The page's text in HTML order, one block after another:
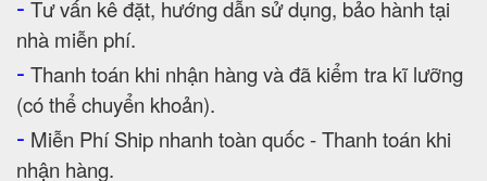
Tư vấn kê đặt, hướng dẫn sử dụng, bảo hành tại
nhà miễn phí.
- Thanh toán khi nhận hàng và đã kiểm tra kĩ lưỡng
(có thể chuyển khoản).
- Miễn Phí Ship nhanh toàn quốc - Thanh toán khi
nhận hàng.